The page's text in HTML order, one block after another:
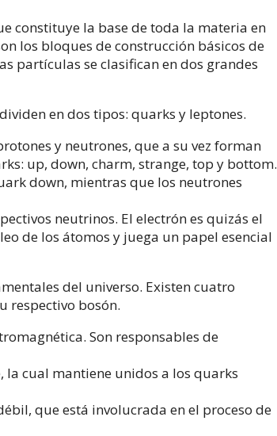
constituye la base de toda la materia en
los bloques de construcción básicos de
partículas se clasifican en dos grandes
en dos tipos: quarks y leptones.
y neutrones, que a su vez forman
up, down, charm, strange, top y bottom.
down, mientras que los neutrones
neutrinos. El electrón es quizás el
de los átomos y juega un papel esencial
del universo. Existen cuatro
respectivo bosón.
Son responsables de
cual mantiene unidos a los quarks
que está involucrada en el proceso de